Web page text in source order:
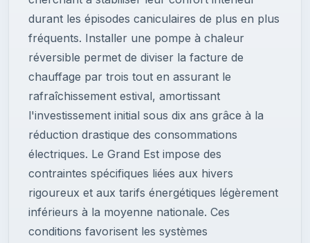
durant les épisodes caniculaires de plus en plus
fréquents. Installer une pompe à chaleur
réversible permet de diviser la facture de
chauffage par trois tout en assurant le
rafraîchissement estival, amortissant
l'investissement initial sous dix ans grâce à la
réduction drastique des consommations
électriques. Le Grand Est impose des
contraintes spécifiques liées aux hivers
rigoureux et aux tarifs énergétiques légèrement
inférieurs à la moyenne nationale. Ces
conditions favorisent les systèmes